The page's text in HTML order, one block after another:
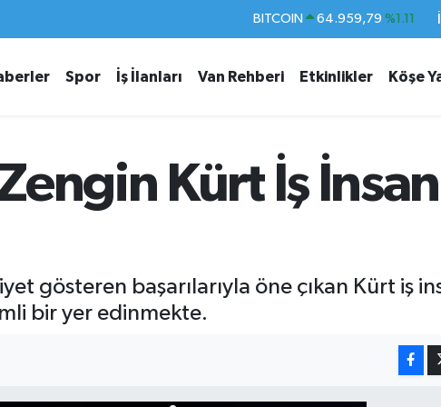
DOLAR 47,7436 %0.18
STERLİN 64,4811 %0.38
BİST100
BITCOIN 64.959,79 %1.11
Spor İş İlanları Van Rehberi Etkinlikler Köşe
Kürt İş
gösteren başarılarıyla öne çıkan Kürt iş
bir yer edinmekte.